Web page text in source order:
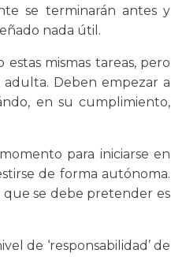
se terminarán antes y
nada útil.
mismas tareas, pero
Deben empezar a
en su cumplimiento,
para iniciarse en
de forma autónoma.
que se debe pretender es
de ‘responsabilidad’ de